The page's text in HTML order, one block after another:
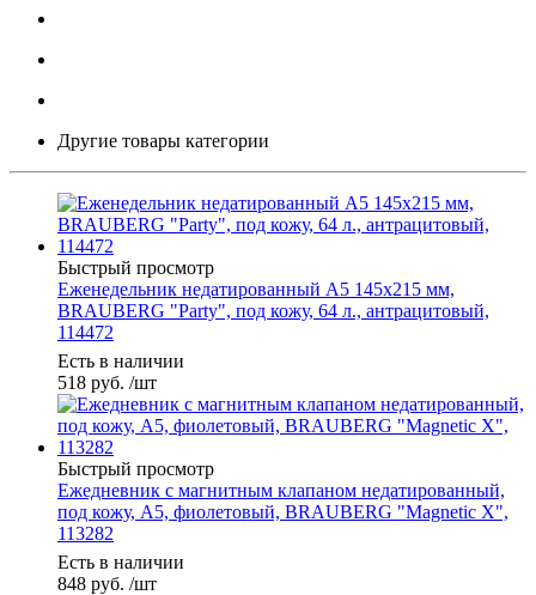
Другие товары категории
Быстрый просмотр
Еженедельник недатированный А5 145х215 мм,
BRAUBERG "Party", под кожу, 64 л., антрацитовый,
114472
Есть в наличии
518 руб. /шт
Быстрый просмотр
Ежедневник с магнитным клапаном недатированный,
под кожу, А5, фиолетовый, BRAUBERG "Magnetic X",
113282
Есть в наличии
848 руб. /шт